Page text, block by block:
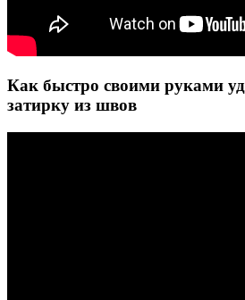
Как быстро своими руками
затирку из швов